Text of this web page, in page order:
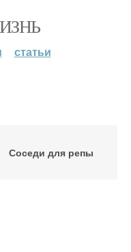
статьи
Соседи для репы